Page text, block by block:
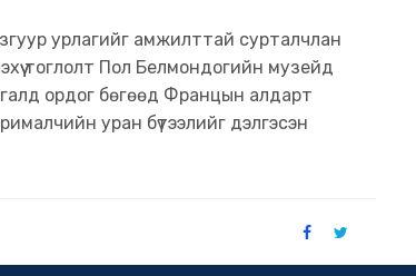
урлагийг амжилттай сурталчлан
тоглолт Пол Белмондогийн музейд
ордог бөгөөд Францын алдарт
уран бүтээлийг дэлгэсэн